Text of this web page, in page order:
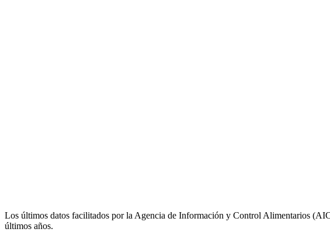
Los últimos datos facilitados por la Agencia de Información y Control Alimentarios
últimos años.